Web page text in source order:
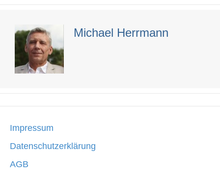
Michael Herrmann
Impressum
Datenschutzerklärung
AGB